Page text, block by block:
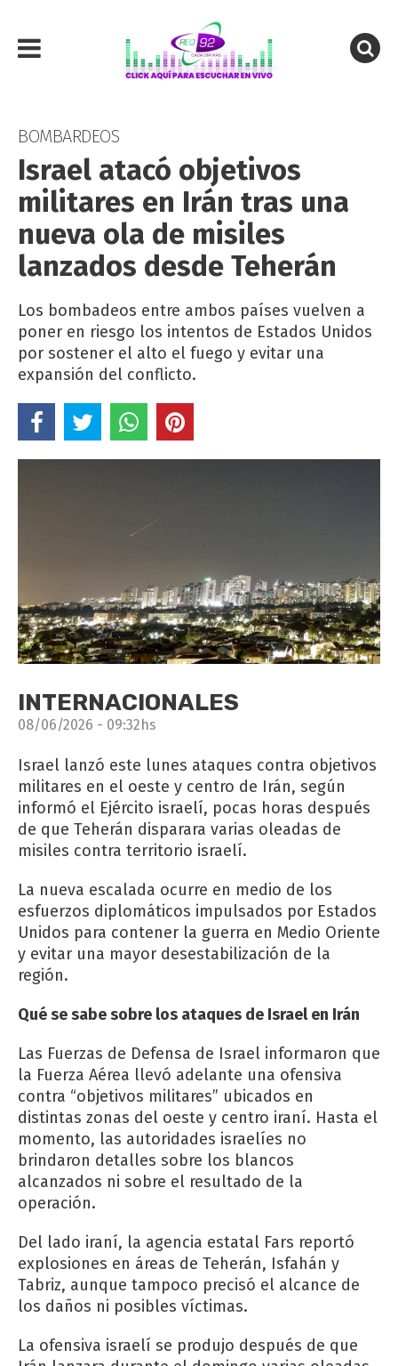
BOMBARDEOS
Israel atacó objetivos
militares en Irán tras una
nueva ola de misiles
lanzados desde Teherán
Los bombadeos entre ambos países vuelven a
poner en riesgo los intentos de Estados Unidos
por sostener el alto el fuego y evitar una
expansión del conflicto.
INTERNACIONALES
08/06/2026 - 09:32hs
Israel lanzó este lunes ataques contra objetivos
militares en el oeste y centro de Irán, según
informó el Ejército israelí, pocas horas después
de que Teherán disparara varias oleadas de
misiles contra territorio israelí.
La nueva escalada ocurre en medio de los
esfuerzos diplomáticos impulsados por Estados
Unidos para contener la guerra en Medio Oriente
y evitar una mayor desestabilización de la
región.
Qué se sabe sobre los ataques de Israel en Irán
Las Fuerzas de Defensa de Israel informaron que
la Fuerza Aérea llevó adelante una ofensiva
contra “objetivos militares” ubicados en
distintas zonas del oeste y centro iraní. Hasta el
momento, las autoridades israelíes no
brindaron detalles sobre los blancos
alcanzados ni sobre el resultado de la
operación.
Del lado iraní, la agencia estatal Fars reportó
explosiones en áreas de Teherán, Isfahán y
Tabriz, aunque tampoco precisó el alcance de
los daños ni posibles víctimas.
La ofensiva israelí se produjo después de que